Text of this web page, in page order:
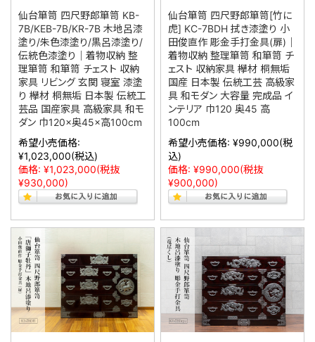
仙台箪笥 四尺野郎箪笥 KB-
7B/KEB-7B/KR-7B 木地呂漆
塗り/朱色漆塗り/黒呂漆塗り/
伝統色漆塗り｜着物収納 整
理箪笥 和箪笥 チェスト 収納
家具 リビング 玄関 寝室 漆塗
り 欅材 桐無垢 日本製 伝統工
芸品 国産家具 高級家具 和モ
ダン 巾120×奥45×高100cm
希望小売価格:
¥1,023,000(税込)
価格: ¥1,023,000(税抜
¥930,000)
仙台箪笥 四尺野郎箪笥[竹に
虎] KC-7BDH 拭き漆塗り 小
田俊直作 彫金手打金具(扉)｜
着物収納 整理箪笥 和箪笥 チ
ェスト 収納家具 欅材 桐無垢
国産 日本製 伝統工芸 高級家
具 和モダン 大容量 完成品 イ
ンテリア 巾120 奥45 高
100cm
希望小売価格: ¥990,000(税
込)
価格: ¥990,000(税抜
¥900,000)